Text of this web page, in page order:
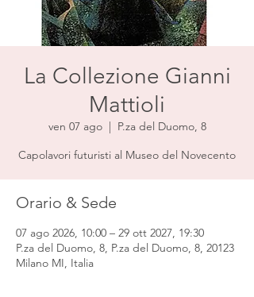
La Collezione Gianni
Mattioli
ven 07 ago
  |
P.za del Duomo, 8
Capolavori futuristi al Museo del Novecento
Orario & Sede
07 ago 2026, 10:00 – 29 ott 2027, 19:30
P.za del Duomo, 8, P.za del Duomo, 8, 20123
Milano MI, Italia